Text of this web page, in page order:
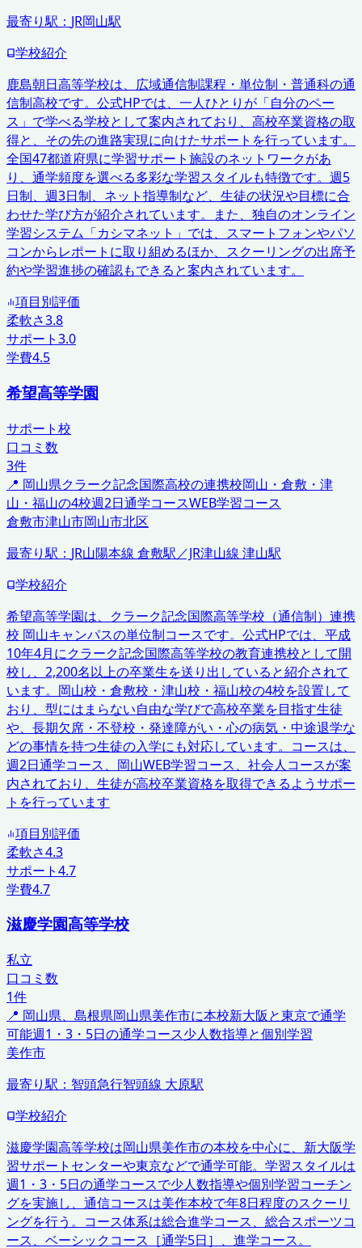
最寄り駅： JR岡山駅
学校紹介
鹿島朝日高等学校は、広域通信制課程・単位制・普通科の通
信制高校です。公式HPでは、一人ひとりが「自分のペー
ス」で学べる学校として案内されており、高校卒業資格の取
得と、その先の進路実現に向けたサポートを行っています。
全国47都道府県に学習サポート施設のネットワークがあ
り、通学頻度を選べる多彩な学習スタイルも特徴です。週5
日制、週3日制、ネット指導制など、生徒の状況や目標に合
わせた学び方が紹介されています。また、独自のオンライン
学習システム「カシマネット」では、スマートフォンやパソ
コンからレポートに取り組めるほか、スクーリングの出席予
約や学習進捗の確認もできると案内されています。
項目別評価
柔軟さ3.8
サポート3.0
学費4.5
希望高等学園
サポート校
口コミ数
3件
📍 岡山県クラーク記念国際高校の連携校岡山・倉敷・津
山・福山の4校週2日通学コースWEB学習コース
倉敷市津山市岡山市北区
最寄り駅： JR山陽本線 倉敷駅／JR津山線 津山駅
学校紹介
希望高等学園は、クラーク記念国際高等学校（通信制）連携
校 岡山キャンパスの単位制コースです。公式HPでは、平成
10年4月にクラーク記念国際高等学校の教育連携校として開
校し、2,200名以上の卒業生を送り出していると紹介されて
います。岡山校・倉敷校・津山校・福山校の4校を設置して
おり、型にはまらない自由な学びで高校卒業を目指す生徒
や、長期欠席・不登校・発達障がい・心の病気・中途退学な
どの事情を持つ生徒の入学にも対応しています。コースは、
週2日通学コース、岡山WEB学習コース、社会人コースが案
内されており、生徒が高校卒業資格を取得できるようサポー
トを行っています
項目別評価
柔軟さ4.3
サポート4.7
学費4.7
滋慶学園高等学校
私立
口コミ数
1件
📍 岡山県、島根県岡山県美作市に本校新大阪と東京で通学
可能週1・3・5日の通学コース少人数指導と個別学習
美作市
最寄り駅： 智頭急行智頭線 大原駅
学校紹介
滋慶学園高等学校は岡山県美作市の本校を中心に、新大阪学
習サポートセンターや東京などで通学可能。学習スタイルは
週1・3・5日の通学コースで少人数指導や個別学習コーチン
グを実施し、通信コースは美作本校で年8日程度のスクーリ
ングを行う。コース体系は総合進学コース、総合スポーツコ
ース、ベーシックコース［通学5日］、進学コース。